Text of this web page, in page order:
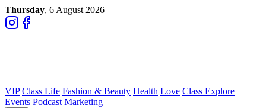
Thursday, 6 August 2026
VIP Class Life Fashion & Beauty Health Love Class Explore
Events Podcast Marketing